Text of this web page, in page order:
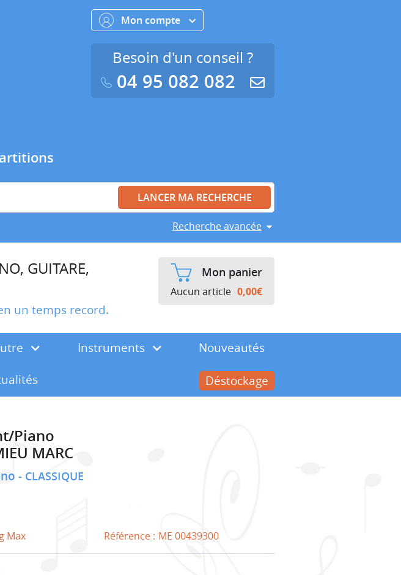
Recherche avancée
Mon compte
Besoin d'un conseil ?
04 95 082 082
GUITARE,
un temps record.
Mon panier
Aucun article 0,00€
Instruments
Nouveautés
Déstockage
Piano
MARC
CLASSIQUE
Max Référence : ME 00439300